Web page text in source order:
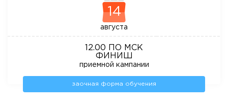
14
августа
12.00 ПО МСК
ФИНИШ
приемной кампании
заочная форма обучения